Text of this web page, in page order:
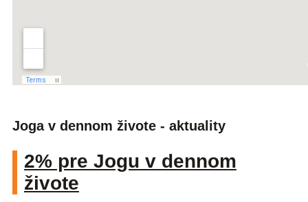
Joga v dennom živote - aktuality
2% pre Jogu v dennom
živote